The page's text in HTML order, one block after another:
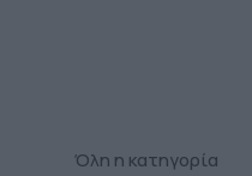
Όλη η κατηγορία